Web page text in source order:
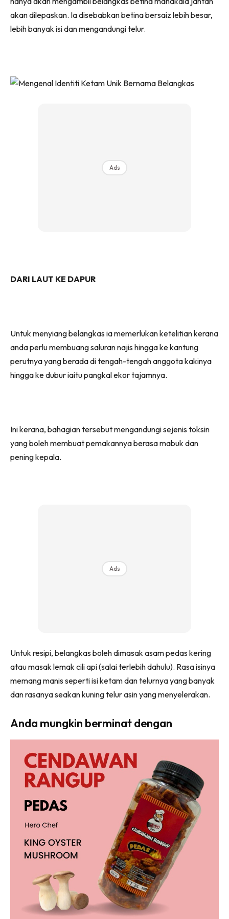
akan dilepaskan. Ia disebabkan betina bersaiz lebih besar,
lebih banyak isi dan mengandungi telur.
Ads
DARI LAUT KE DAPUR
Untuk menyiang belangkas ia memerlukan ketelitian kerana
anda perlu membuang saluran najis hingga ke kantung
perutnya yang berada di tengah-tengah anggota kakinya
hingga ke dubur iaitu pangkal ekor tajamnya.
Ini kerana, bahagian tersebut mengandungi sejenis toksin
yang boleh membuat pemakannya berasa mabuk dan
pening kepala.
Ads
Untuk resipi, belangkas boleh dimasak asam pedas kering
atau masak lemak cili api (salai terlebih dahulu). Rasa isinya
memang manis seperti isi ketam dan telurnya yang banyak
dan rasanya seakan kuning telur asin yang menyelerakan.
Anda mungkin berminat dengan